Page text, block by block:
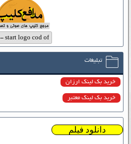
تبلیغات
خرید بک لینک ارزان
خرید بک لینک معتبر
دانلود فیلم